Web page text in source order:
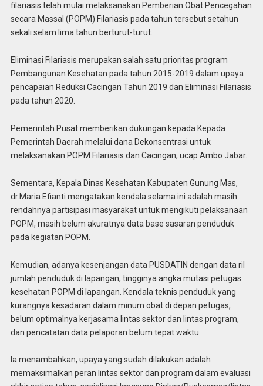
filariasis telah mulai melaksanakan Pemberian Obat Pencegahan
secara Massal (POPM) Filariasis pada tahun tersebut setahun
sekali selam lima tahun berturut-turut.
Eliminasi Filariasis merupakan salah satu prioritas program
Pembangunan Kesehatan pada tahun 2015-2019 dalam upaya
pencapaian Reduksi Cacingan Tahun 2019 dan Eliminasi Filariasis
pada tahun 2020.
Pemerintah Pusat memberikan dukungan kepada Kepada
Pemerintah Daerah melalui dana Dekonsentrasi untuk
melaksanakan POPM Filariasis dan Cacingan, ucap Ambo Jabar.
Sementara, Kepala Dinas Kesehatan Kabupaten Gunung Mas,
dr.Maria Efianti mengatakan kendala selama ini adalah masih
rendahnya partisipasi masyarakat untuk mengikuti pelaksanaan
POPM, masih belum akuratnya data base sasaran penduduk
pada kegiatan POPM.
Kemudian, adanya kesenjangan data PUSDATIN dengan data ril
jumlah penduduk di lapangan, tingginya angka mutasi petugas
kesehatan POPM di lapangan. Kendala teknis penduduk yang
kurangnya kesadaran dalam minum obat di depan petugas,
belum optimalnya kerjasama lintas sektor dan lintas program,
dan pencatatan data pelaporan belum tepat waktu.
Ia menambahkan, upaya yang sudah dilakukan adalah
memaksimalkan peran lintas sektor dan program dalam evaluasi